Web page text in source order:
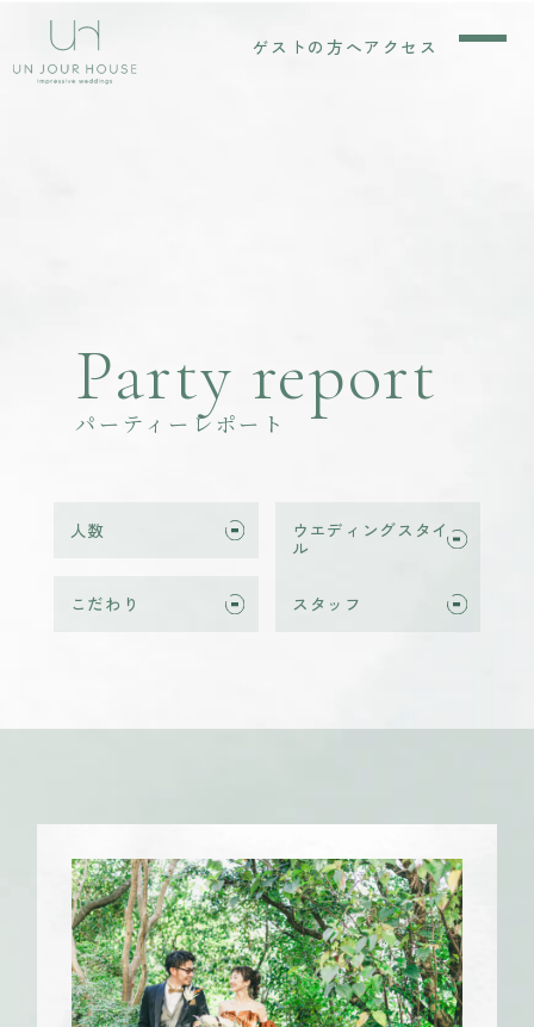
ゲストの方へアクセス
Party report
パーティーレポート
人数 ウエディングスタイ
ル
こだわり スタッフ